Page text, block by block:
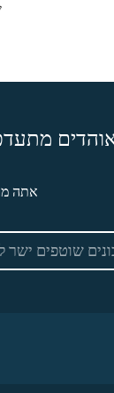
אתה